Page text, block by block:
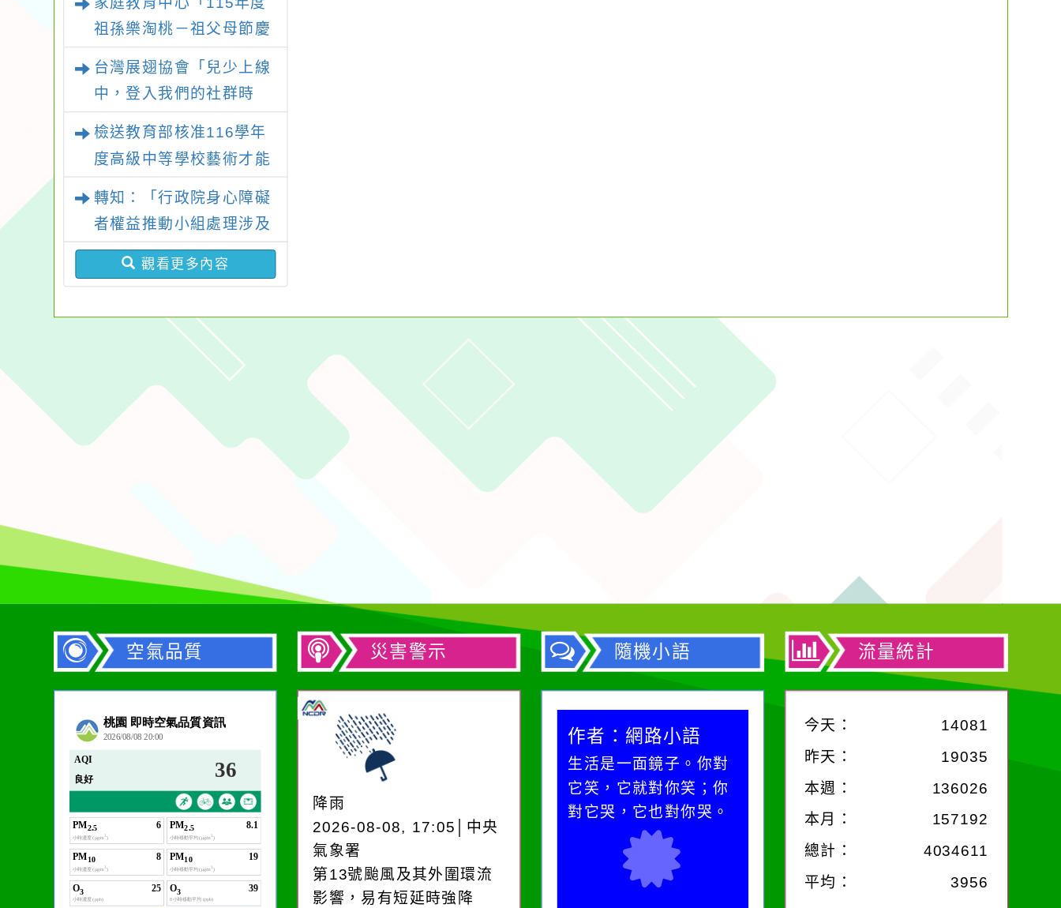
幸福系列講座及成長團
體」海報，惠請貴機關
(學校)運用多元管道宣
導。
祖孫樂淘桃－祖父母節慶
台灣展翅協會「兒少上線
中，登入我們的社群時
檢送教育部核准116學年
度高級中等學校藝術才能
份，請查照。
轉知：「行政院身心障礙
者權益推動小組處理涉及
違反身心障礙者權利公約
申訴案件作業原則」
觀看更多內容
佈景版本：
neilchjh2023
適用瀏覽器：Edge、Google、Firefox、Vivaldi、Opera
支援行動瀏覽裝置
空氣品質 災害警示
降雨
2026-08-08, 17:05│中央
氣象署
第13號颱風及其外圍環流
影響，易有短延時強降
隨機小語
在實現理想的路途中，
必須排除一切干擾，特
別是要看清那些美麗的
誘惑。
作者：網路小語
一杯清水因滴入一滴污
在而變清澈。
作者：網路小語
生活是一面鏡子。你對
它笑，它就對你笑；你
對它哭，它也對你哭。
流量統計
今天： 14081
昨天：
19035
本週：
136026
本月： 157192
總計：
4034611
平均：
3956